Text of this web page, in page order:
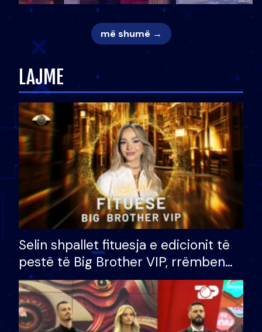
më shumë →
LAJME
Selin shpallet fituesja e edicionit të
pestë të Big Brother VIP, rrëmben
çmimin e madh prej 100 mijë eurosh